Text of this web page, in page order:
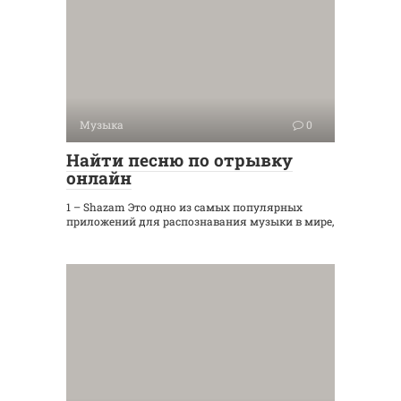
Музыка 0
Найти песню по отрывку
онлайн
1 – Shazam Это одно из самых популярных
приложений для распознавания музыки в мире,